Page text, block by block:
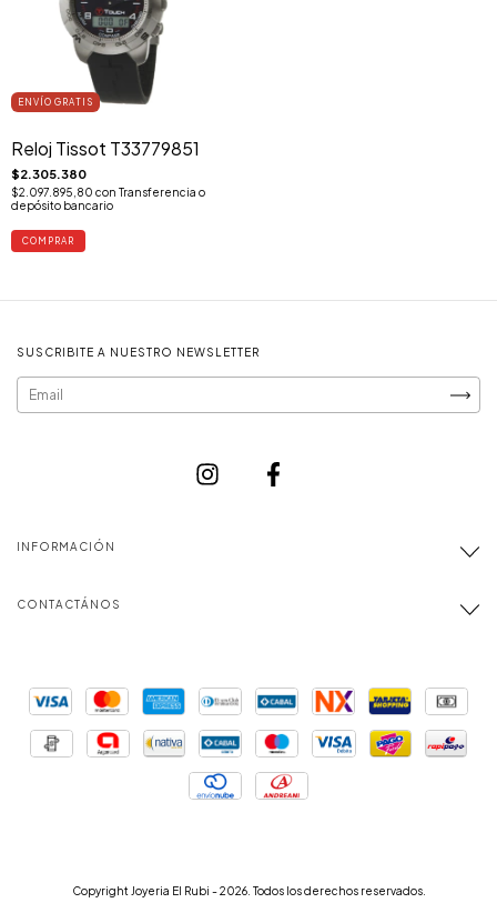
ENVÍO GRATIS
Reloj Tissot T33779851
$2.305.380
$2.097.895,80 con Transferencia o
depósito bancario
SUSCRIBITE A NUESTRO NEWSLETTER
INFORMACIÓN
CONTACTÁNOS
Copyright Joyeria El Rubi - 2026. Todos los derechos reservados.